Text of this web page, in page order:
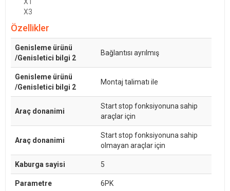
X3
Özellikler
Genisleme ürünü
/Genisletici bilgi 2
Bağlantısı ayrılmış
Genisleme ürünü
/Genisletici bilgi 2
Montaj talimatı ile
Araç donanimi
Start stop fonksiyonuna sahip
araçlar için
Araç donanimi
Start stop fonksiyonuna sahip
olmayan araçlar için
Kaburga sayisi 5
Parametre 6PK